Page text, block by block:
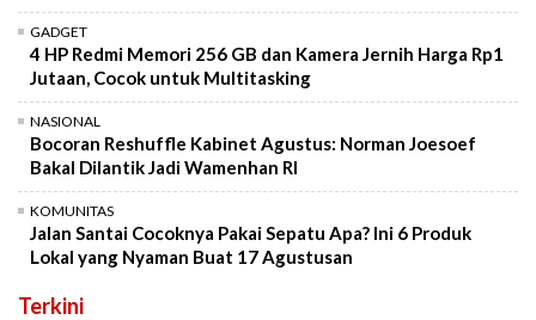
GADGET
4 HP Redmi Memori 256 GB dan Kamera Jernih Harga Rp1
Jutaan, Cocok untuk Multitasking
NASIONAL
Bocoran Reshuffle Kabinet Agustus: Norman Joesoef
Bakal Dilantik Jadi Wamenhan RI
KOMUNITAS
Jalan Santai Cocoknya Pakai Sepatu Apa? Ini 6 Produk
Lokal yang Nyaman Buat 17 Agustusan
Terkini